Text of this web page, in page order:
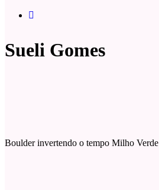
Sueli Gomes
Boulder invertendo o tempo Milho Verde